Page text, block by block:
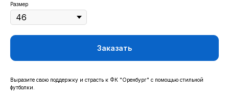
Размер
Заказать
Выразите свою поддержку и страсть к ФК "Оренбург" с помощью стильной
футболки.
ОДЕЖДА